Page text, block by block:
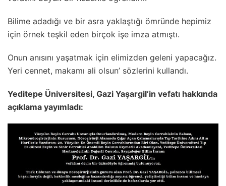
Bilime adadığı ve bir asra yaklaştığı ömründe hepimiz
için örnek teşkil eden birçok işe imza atmıştı.
Onun anısını yaşatmak için elimizden geleni yapacağız.
Yeri cennet, makamı ali olsun’ sözlerini kullandı.
Yeditepe Üniversitesi, Gazi Yaşargil’in vefatı hakkında
açıklama yayımladı: